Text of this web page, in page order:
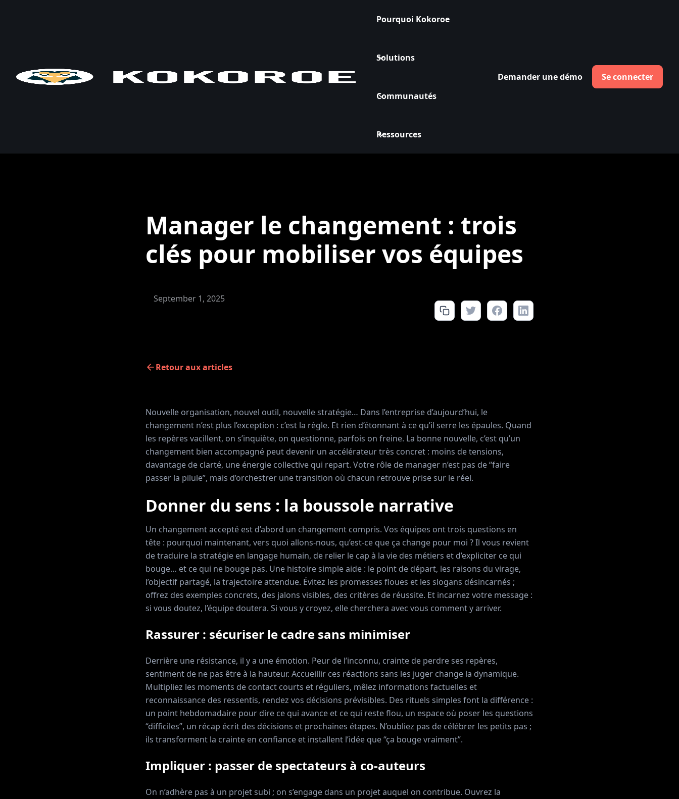
Pourquoi Kokoroe
Solutions
Communautés
Ressources
Demander une démo Se connecter
Manager le changement : trois
clés pour mobiliser vos équipes
September 1, 2025
Retour aux articles
Nouvelle organisation, nouvel outil, nouvelle stratégie… Dans l’entreprise d’aujourd’hui, le
changement n’est plus l’exception : c’est la règle. Et rien d’étonnant à ce qu’il serre les épaules. Quand
les repères vacillent, on s’inquiète, on questionne, parfois on freine. La bonne nouvelle, c’est qu’un
changement bien accompagné peut devenir un accélérateur très concret : moins de tensions,
davantage de clarté, une énergie collective qui repart. Votre rôle de manager n’est pas de “faire
passer la pilule”, mais d’orchestrer une transition où chacun retrouve prise sur le réel.
Donner du sens : la boussole narrative
Un changement accepté est d’abord un changement compris. Vos équipes ont trois questions en
tête : pourquoi maintenant, vers quoi allons-nous, qu’est-ce que ça change pour moi ? Il vous revient
de traduire la stratégie en langage humain, de relier le cap à la vie des métiers et d’expliciter ce qui
bouge… et ce qui ne bouge pas. Une histoire simple aide : le point de départ, les raisons du virage,
l’objectif partagé, la trajectoire attendue. Évitez les promesses floues et les slogans désincarnés ;
offrez des exemples concrets, des jalons visibles, des critères de réussite. Et incarnez votre message :
si vous doutez, l’équipe doutera. Si vous y croyez, elle cherchera avec vous comment y arriver.
Rassurer : sécuriser le cadre sans minimiser
Derrière une résistance, il y a une émotion. Peur de l’inconnu, crainte de perdre ses repères,
sentiment de ne pas être à la hauteur. Accueillir ces réactions sans les juger change la dynamique.
Multipliez les moments de contact courts et réguliers, mêlez informations factuelles et
reconnaissance des ressentis, rendez vos décisions prévisibles. Des rituels simples font la différence :
un point hebdomadaire pour dire ce qui avance et ce qui reste flou, un espace où poser les questions
“difficiles”, un récap écrit des décisions et prochaines étapes. N’oubliez pas de célébrer les petits pas ;
ils transforment la crainte en confiance et installent l’idée que “ça bouge vraiment”.
Impliquer : passer de spectateurs à co-auteurs
On n’adhère pas à un projet subi ; on s’engage dans un projet auquel on contribue. Ouvrez la